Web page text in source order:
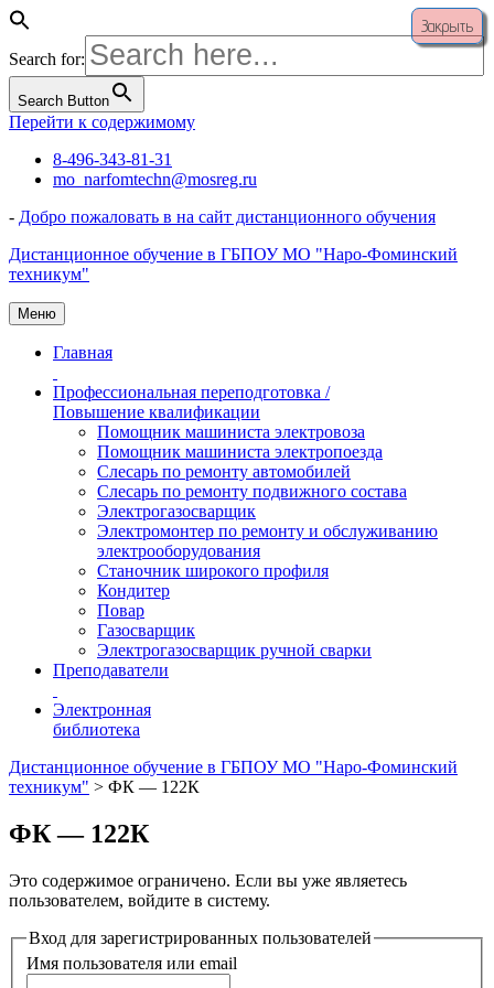
Search for:
Search Button
Перейти к содержимому
8-496-343-81-31
mo_narfomtechn@mosreg.ru
- Добро пожаловать в на сайт дистанционного обучения
Дистанционное обучение в ГБПОУ МО "Наро-Фоминский
техникум"
Меню
Главная
Профессиональная переподготовка /
Повышение квалификации
Помощник машиниста электровоза
Помощник машиниста электропоезда
Слесарь по ремонту автомобилей
Слесарь по ремонту подвижного состава
Электрогазосварщик
Электромонтер по ремонту и обслуживанию
электрооборудования
Станочник широкого профиля
Кондитер
Повар
Газосварщик
Электрогазосварщик ручной сварки
Преподаватели
Электронная
библиотека
Дистанционное обучение в ГБПОУ МО "Наро-Фоминский
техникум" > ФК — 122К
ФК — 122К
Это содержимое ограничено. Если вы уже являетесь
пользователем, войдите в систему.
Вход для зарегистрированных пользователей
Имя пользователя или email
Закрыть